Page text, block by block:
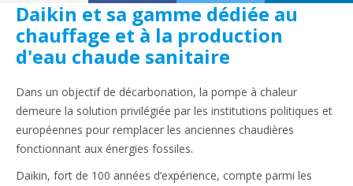
Daikin et sa gamme dédiée au
chauffage et à la production
d'eau chaude sanitaire
Dans un objectif de décarbonation, la pompe à chaleur
demeure la solution privilégiée par les institutions politiques et
européennes pour remplacer les anciennes chaudières
fonctionnant aux énergies fossiles.
Daikin, fort de 100 années d’expérience, compte parmi les